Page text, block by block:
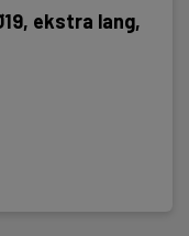
ekstra lang,